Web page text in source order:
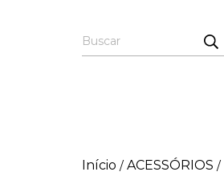
Início / ACESSÓRIOS /